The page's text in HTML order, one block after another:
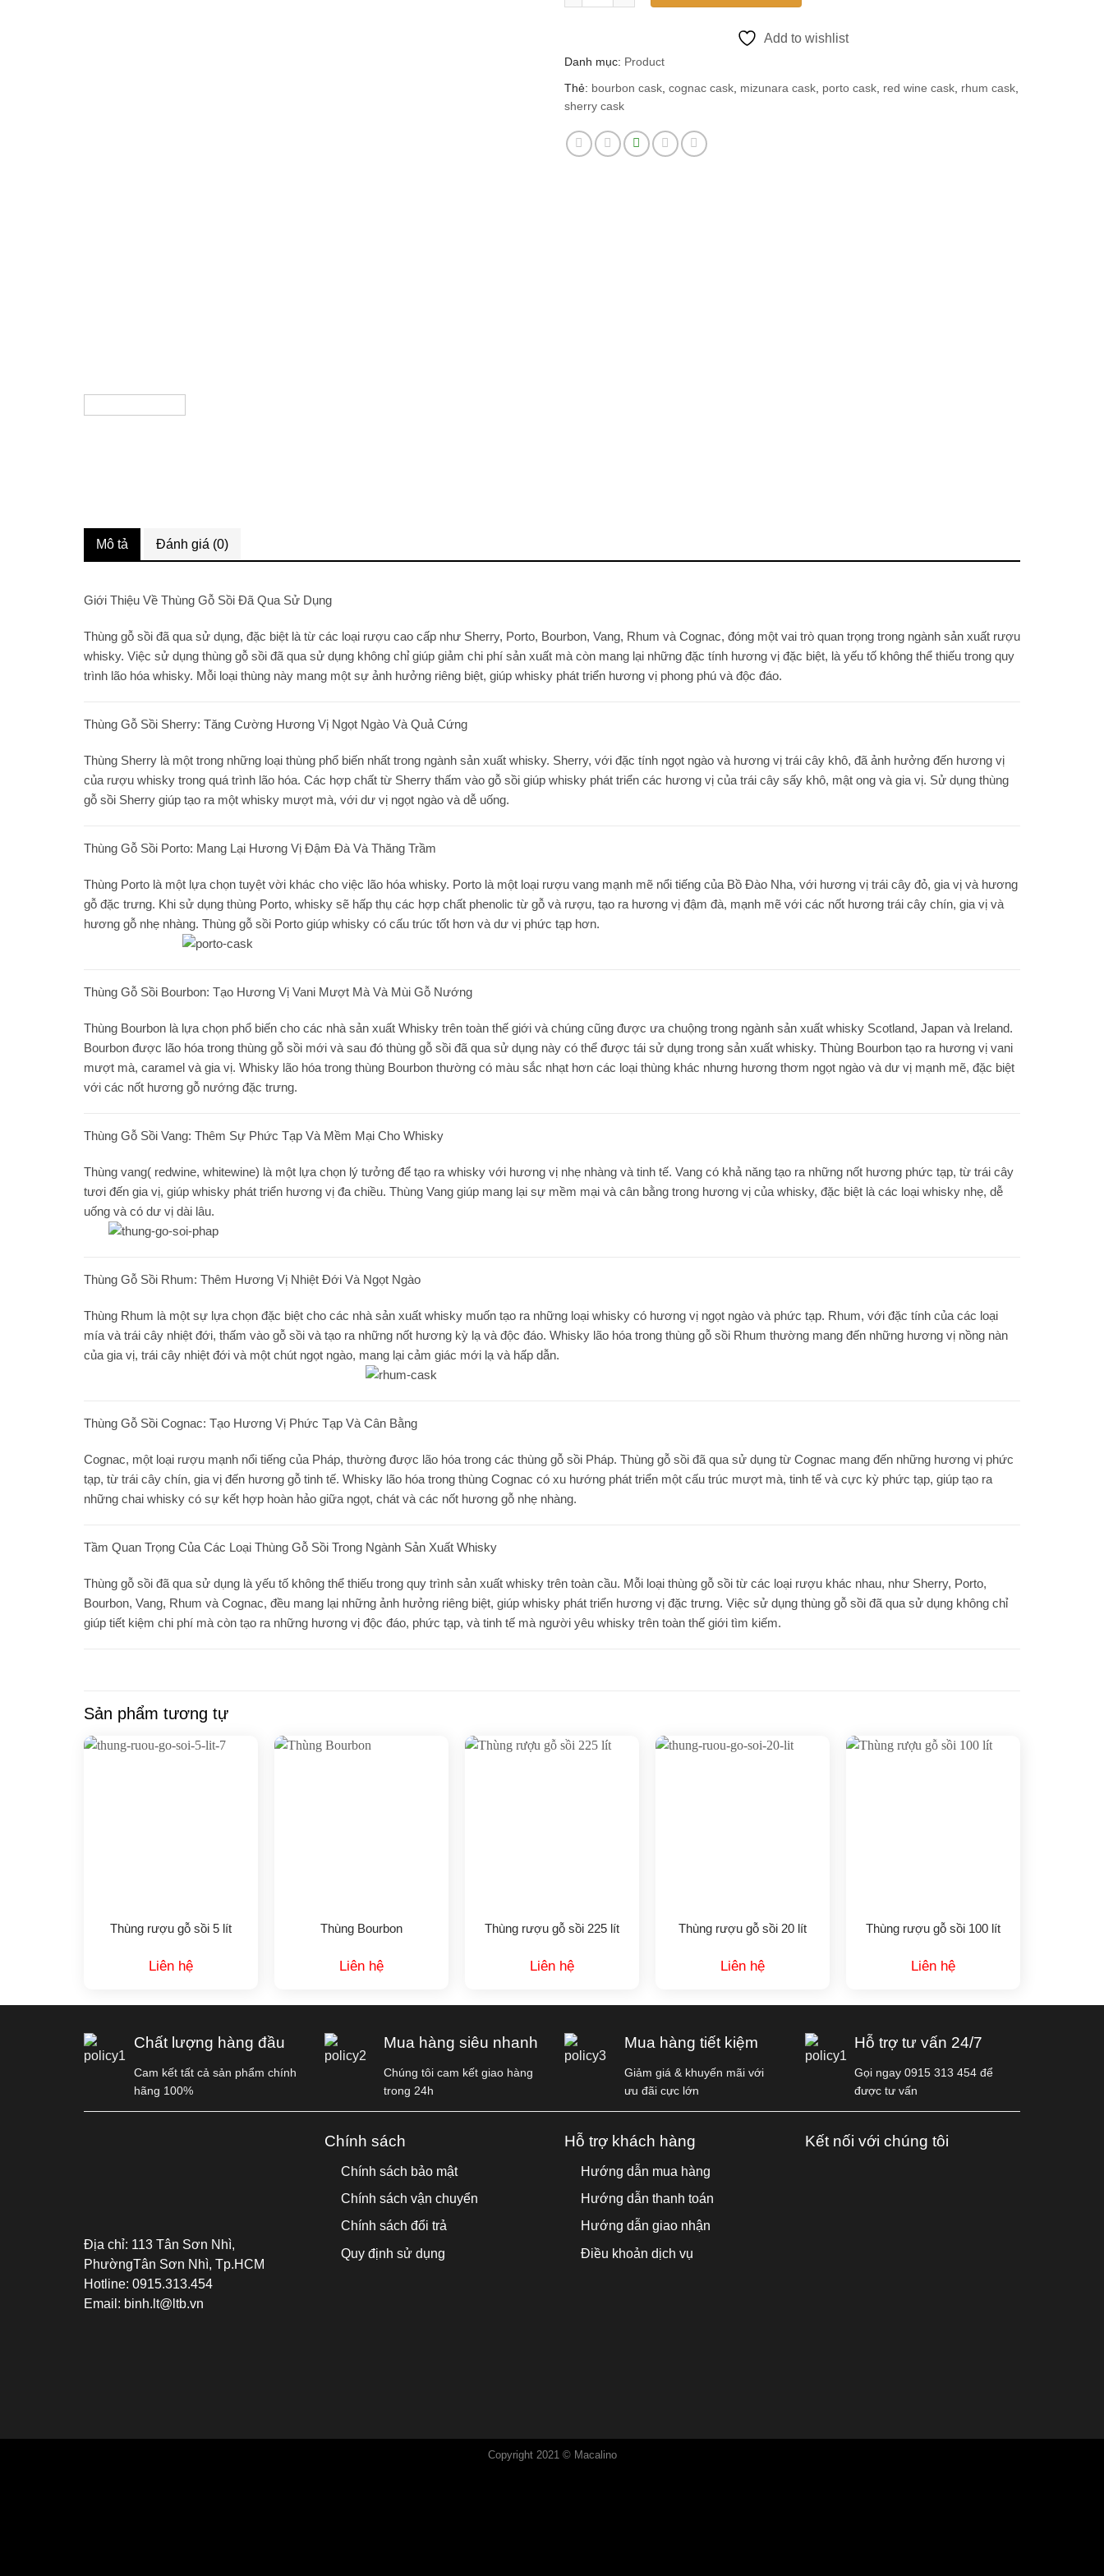
Add to wishlist
Danh mục: Product
Thẻ: bourbon cask, cognac cask, mizunara cask, porto cask, red wine cask, rhum cask,
sherry cask
Mô tả Đánh giá (0)
Giới Thiệu Về Thùng Gỗ Sồi Đã Qua Sử Dụng
Thùng gỗ sồi đã qua sử dụng, đặc biệt là từ các loại rượu cao cấp như Sherry, Porto, Bourbon, Vang, Rhum và Cognac, đóng một vai trò quan trọng trong ngành sản xuất rượu
whisky. Việc sử dụng thùng gỗ sồi đã qua sử dụng không chỉ giúp giảm chi phí sản xuất mà còn mang lại những đặc tính hương vị đặc biệt, là yếu tố không thể thiếu trong quy
trình lão hóa whisky. Mỗi loại thùng này mang một sự ảnh hưởng riêng biệt, giúp whisky phát triển hương vị phong phú và độc đáo.
Thùng Gỗ Sồi Sherry: Tăng Cường Hương Vị Ngọt Ngào Và Quả Cứng
Thùng Sherry là một trong những loại thùng phổ biến nhất trong ngành sản xuất whisky. Sherry, với đặc tính ngọt ngào và hương vị trái cây khô, đã ảnh hưởng đến hương vị
của rượu whisky trong quá trình lão hóa. Các hợp chất từ Sherry thấm vào gỗ sồi giúp whisky phát triển các hương vị của trái cây sấy khô, mật ong và gia vị. Sử dụng thùng
gỗ sồi Sherry giúp tạo ra một whisky mượt mà, với dư vị ngọt ngào và dễ uống.
Thùng Gỗ Sồi Porto: Mang Lại Hương Vị Đậm Đà Và Thăng Trầm
Thùng Porto là một lựa chọn tuyệt vời khác cho việc lão hóa whisky. Porto là một loại rượu vang mạnh mẽ nổi tiếng của Bồ Đào Nha, với hương vị trái cây đỏ, gia vị và hương
gỗ đặc trưng. Khi sử dụng thùng Porto, whisky sẽ hấp thụ các hợp chất phenolic từ gỗ và rượu, tạo ra hương vị đậm đà, mạnh mẽ với các nốt hương trái cây chín, gia vị và
hương gỗ nhẹ nhàng. Thùng gỗ sồi Porto giúp whisky có cấu trúc tốt hơn và dư vị phức tạp hơn.
Thùng Gỗ Sồi Bourbon: Tạo Hương Vị Vani Mượt Mà Và Mùi Gỗ Nướng
Thùng Bourbon là lựa chọn phổ biến cho các nhà sản xuất Whisky trên toàn thế giới và chúng cũng được ưa chuộng trong ngành sản xuất whisky Scotland, Japan và Ireland.
Bourbon được lão hóa trong thùng gỗ sồi mới và sau đó thùng gỗ sồi đã qua sử dụng này có thể được tái sử dụng trong sản xuất whisky. Thùng Bourbon tạo ra hương vị vani
mượt mà, caramel và gia vị. Whisky lão hóa trong thùng Bourbon thường có màu sắc nhạt hơn các loại thùng khác nhưng hương thơm ngọt ngào và dư vị mạnh mẽ, đặc biệt
với các nốt hương gỗ nướng đặc trưng.
Thùng Gỗ Sồi Vang: Thêm Sự Phức Tạp Và Mềm Mại Cho Whisky
Thùng vang( redwine, whitewine) là một lựa chọn lý tưởng để tạo ra whisky với hương vị nhẹ nhàng và tinh tế. Vang có khả năng tạo ra những nốt hương phức tạp, từ trái cây
tươi đến gia vị, giúp whisky phát triển hương vị đa chiều. Thùng Vang giúp mang lại sự mềm mại và cân bằng trong hương vị của whisky, đặc biệt là các loại whisky nhẹ, dễ
uống và có dư vị dài lâu.
Thùng Gỗ Sồi Rhum: Thêm Hương Vị Nhiệt Đới Và Ngọt Ngào
Thùng Rhum là một sự lựa chọn đặc biệt cho các nhà sản xuất whisky muốn tạo ra những loại whisky có hương vị ngọt ngào và phức tạp. Rhum, với đặc tính của các loại
mía và trái cây nhiệt đới, thấm vào gỗ sồi và tạo ra những nốt hương kỳ lạ và độc đáo. Whisky lão hóa trong thùng gỗ sồi Rhum thường mang đến những hương vị nồng nàn
của gia vị, trái cây nhiệt đới và một chút ngọt ngào, mang lại cảm giác mới lạ và hấp dẫn.
Thùng Gỗ Sồi Cognac: Tạo Hương Vị Phức Tạp Và Cân Bằng
Cognac, một loại rượu mạnh nổi tiếng của Pháp, thường được lão hóa trong các thùng gỗ sồi Pháp. Thùng gỗ sồi đã qua sử dụng từ Cognac mang đến những hương vị phức
tạp, từ trái cây chín, gia vị đến hương gỗ tinh tế. Whisky lão hóa trong thùng Cognac có xu hướng phát triển một cấu trúc mượt mà, tinh tế và cực kỳ phức tạp, giúp tạo ra
những chai whisky có sự kết hợp hoàn hảo giữa ngọt, chát và các nốt hương gỗ nhẹ nhàng.
Tầm Quan Trọng Của Các Loại Thùng Gỗ Sồi Trong Ngành Sản Xuất Whisky
Thùng gỗ sồi đã qua sử dụng là yếu tố không thể thiếu trong quy trình sản xuất whisky trên toàn cầu. Mỗi loại thùng gỗ sồi từ các loại rượu khác nhau, như Sherry, Porto,
Bourbon, Vang, Rhum và Cognac, đều mang lại những ảnh hưởng riêng biệt, giúp whisky phát triển hương vị đặc trưng. Việc sử dụng thùng gỗ sồi đã qua sử dụng không chỉ
giúp tiết kiệm chi phí mà còn tạo ra những hương vị độc đáo, phức tạp, và tinh tế mà người yêu whisky trên toàn thế giới tìm kiếm.
Sản phẩm tương tự
Thùng rượu gỗ sồi 5 lít
Liên hệ
Thùng Bourbon
Liên hệ
Thùng rượu gỗ sồi 225 lít
Liên hệ
Thùng rượu gỗ sồi 20 lít
Liên hệ
Thùng rượu gỗ sồi 100 lít
Liên hệ
Chất lượng hàng đầu
Cam kết tất cả sản phẩm chính
hãng 100%
Mua hàng siêu nhanh
Chúng tôi cam kết giao hàng
trong 24h
Mua hàng tiết kiệm
Giảm giá & khuyến mãi với
ưu đãi cực lớn
Hỗ trợ tư vấn 24/7
Gọi ngay 0915 313 454 để
được tư vấn
Địa chỉ: 113 Tân Sơn Nhì,
PhườngTân Sơn Nhì, Tp.HCM
Hotline: 0915.313.454
Email: binh.lt@ltb.vn
Chính sách
Chính sách bảo mật
Chính sách vận chuyển
Chính sách đổi trả
Quy định sử dụng
Hỗ trợ khách hàng
Hướng dẫn mua hàng
Hướng dẫn thanh toán
Hướng dẫn giao nhận
Điều khoản dịch vụ
Kết nối với chúng tôi
Copyright 2021 © Macalino